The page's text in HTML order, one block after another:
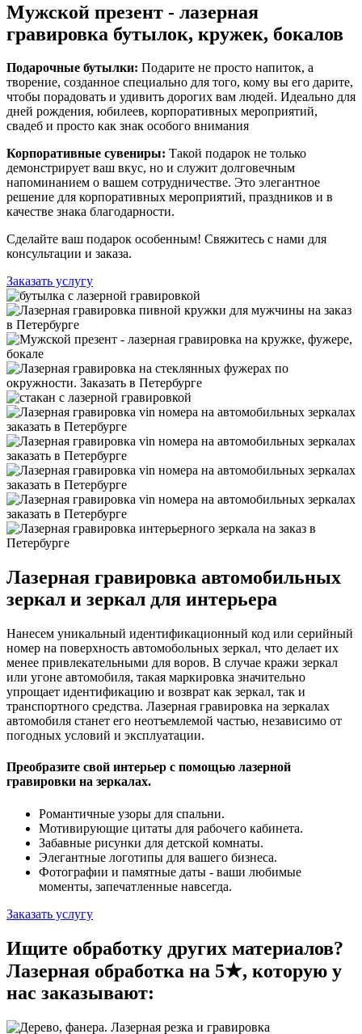
Мужской презент - лазерная
гравировка бутылок, кружек, бокалов
Подарочные бутылки: Подарите не просто напиток, а
творение, созданное специально для того, кому вы его дарите,
чтобы порадовать и удивить дорогих вам людей. Идеально для
дней рождения, юбилеев, корпоративных мероприятий,
свадеб и просто как знак особого внимания
Корпоративные сувениры: Такой подарок не только
демонстрирует ваш вкус, но и служит долговечным
напоминанием о вашем сотрудничестве. Это элегантное
решение для корпоративных мероприятий, праздников и в
качестве знака благодарности.
Сделайте ваш подарок особенным! Свяжитесь с нами для
консультации и заказа.
Заказать услугу
Лазерная гравировка автомобильных
зеркал и зеркал для интерьера
Нанесем уникальный идентификационный код или серийный
номер на поверхность автомобольных зеркал, что делает их
менее привлекательными для воров. В случае кражи зеркал
или угоне автомобиля, такая маркировка значительно
упрощает идентификацию и возврат как зеркал, так и
транспортного средства. Лазерная гравировка на зеркалах
автомобиля станет его неотъемлемой частью, независимо от
погодных условий и эксплуатации.
Преобразите свой интерьер с помощью лазерной
гравировки на зеркалах.
Романтичные узоры для спальни.
Мотивирующие цитаты для рабочего кабинета.
Забавные рисунки для детской комнаты.
Элегантные логотипы для вашего бизнеса.
Фотографии и памятные даты - ваши любимые
моменты, запечатленные навсегда.
Заказать услугу
Ищите обработку других материалов?
Лазерная обработка на 5★, которую у
нас заказывают: